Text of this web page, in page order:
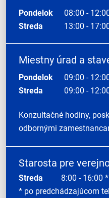
Pondelok
08:00 -
Streda
13:00 -
Miestny úrad a
Pondelok 09:00 -
Streda
09:00 -
Konzultačné hodiny,
odbornými
Starosta pre
Streda 8:00 - 16:00 *
* po predchádzajúcom